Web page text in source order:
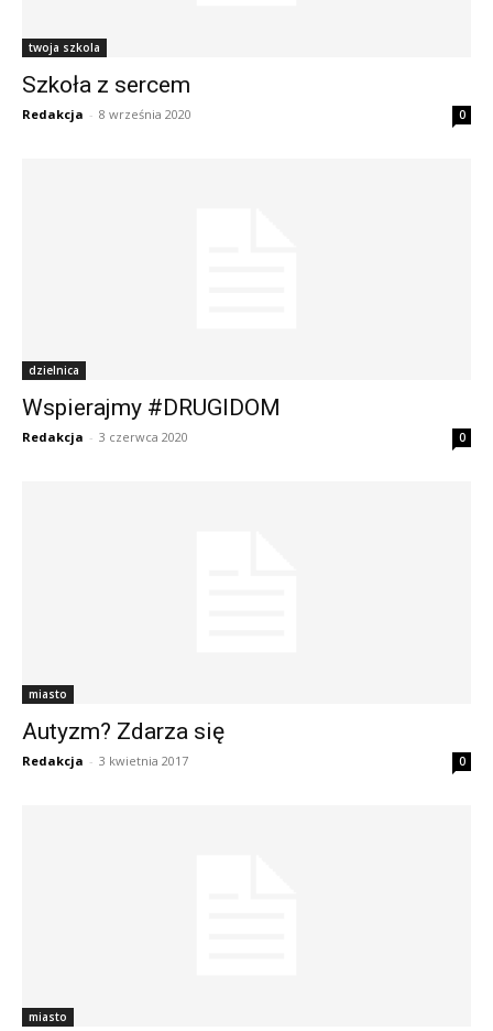
twoja szkola
Szkoła z sercem
Redakcja - 8 września 2020 0
dzielnica
Wspierajmy #DRUGIDOM
Redakcja - 3 czerwca 2020 0
miasto
Autyzm? Zdarza się
Redakcja - 3 kwietnia 2017 0
miasto